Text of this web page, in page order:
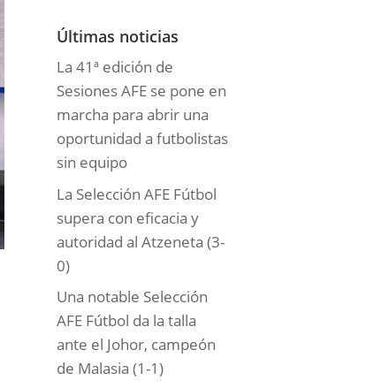
r
a
s
Últimas noticias
La 41ª edición de
Sesiones AFE se pone en
marcha para abrir una
oportunidad a futbolistas
sin equipo
La Selección AFE Fútbol
supera con eficacia y
autoridad al Atzeneta (3-
0)
Una notable Selección
AFE Fútbol da la talla
ante el Johor, campeón
de Malasia (1-1)